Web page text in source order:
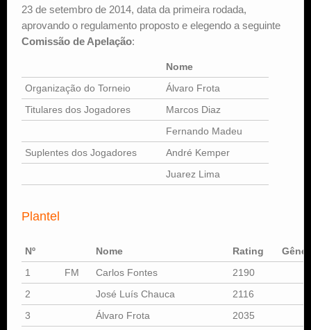
23 de setembro de 2014, data da primeira rodada,
aprovando o regulamento proposto e elegendo a seguinte
Comissão de Apelação:
Nome
Organização do Torneio
Álvaro Frota
Titulares dos Jogadores
Marcos Diaz
Fernando Madeu
Suplentes dos Jogadores
André Kemper
Juarez Lima
Plantel
Nº Nome Rating
1
FM Carlos Fontes
2190
2
José Luís Chauca
2116
3
Álvaro Frota
2035